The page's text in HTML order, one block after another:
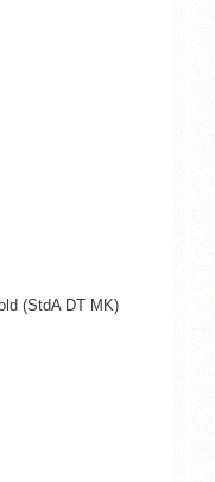
(StdA DT MK)